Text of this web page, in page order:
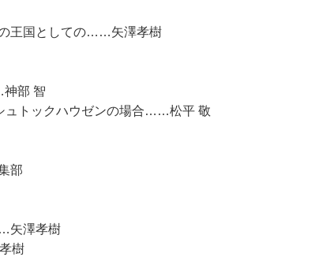
王国としての……矢澤孝樹
部 智
ュトックハウゼンの場合……松平 敬
部
矢澤孝樹
樹